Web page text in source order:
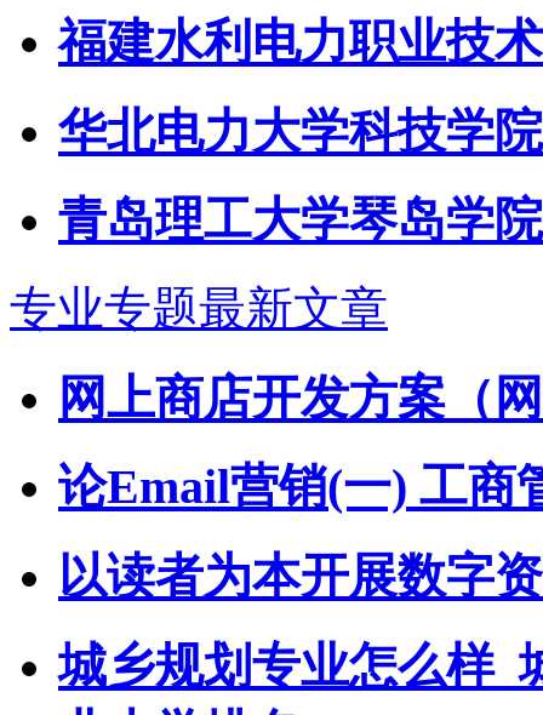
福建水利电力职业技
华北电力大学科技学院
青岛理工大学琴岛学院
专业专题最新文章
网上商店开发方案（
论Email营销(一) 工商
以读者为本开展数字
城乡规划专业怎么样_